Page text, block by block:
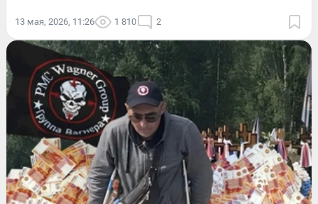
13 мая, 2026, 11:26 1 810 2